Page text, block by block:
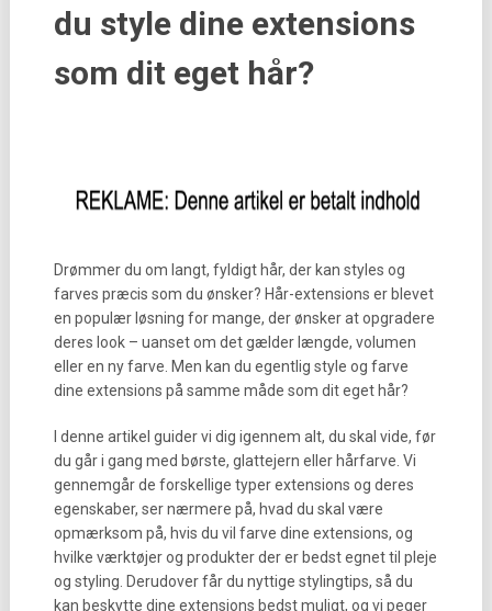
du style dine extensions
som dit eget hår?
Drømmer du om langt, fyldigt hår, der kan styles og
farves præcis som du ønsker? Hår-extensions er blevet
en populær løsning for mange, der ønsker at opgradere
deres look – uanset om det gælder længde, volumen
eller en ny farve. Men kan du egentlig style og farve
dine extensions på samme måde som dit eget hår?
I denne artikel guider vi dig igennem alt, du skal vide, før
du går i gang med børste, glattejern eller hårfarve. Vi
gennemgår de forskellige typer extensions og deres
egenskaber, ser nærmere på, hvad du skal være
opmærksom på, hvis du vil farve dine extensions, og
hvilke værktøjer og produkter der er bedst egnet til pleje
og styling. Derudover får du nyttige stylingtips, så du
kan beskytte dine extensions bedst muligt, og vi peger